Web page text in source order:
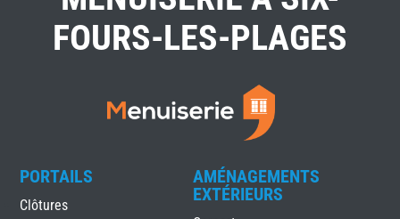
FOURS-LES-PLAGES
PORTAILS
Clôtures
AMÉNAGEMENTS
EXTÉRIEURS